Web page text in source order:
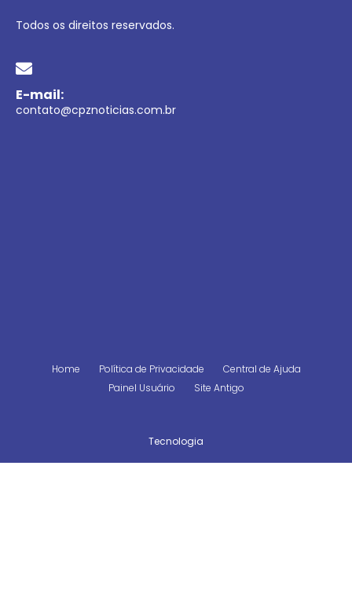
Todos os direitos reservados.
E-mail:
contato@cpznoticias.com.br
Home Política de Privacidade
Central de Ajuda
Painel Usuário
Site Antigo
Tecnologia